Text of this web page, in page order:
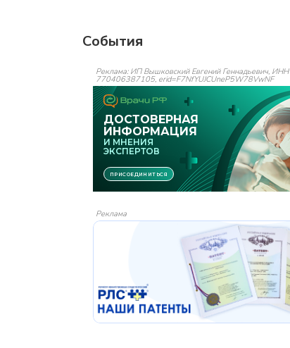
События
Реклама: ИП Вышковский Евгений Геннадьевич, ИНН
770406387105, erid=F7NfYUJCUneP5W78VwNF
Реклама